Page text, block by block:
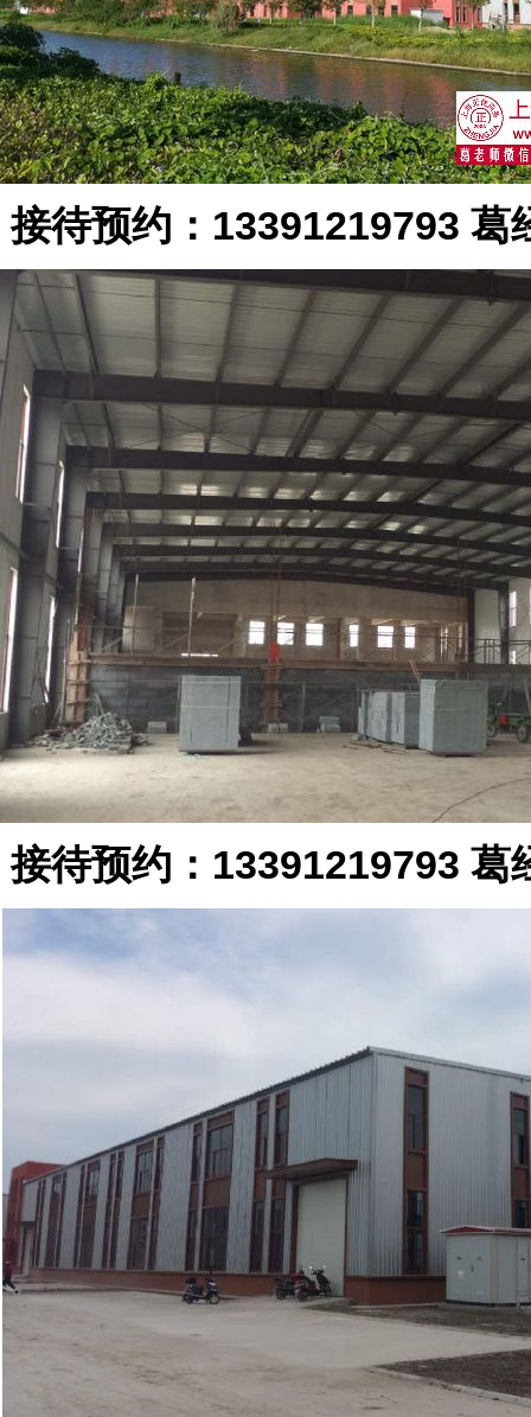
接待预约：13391219793 葛
接待预约：13391219793 葛